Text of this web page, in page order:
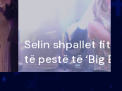
Selin shpallet
të pestë të ‘Big